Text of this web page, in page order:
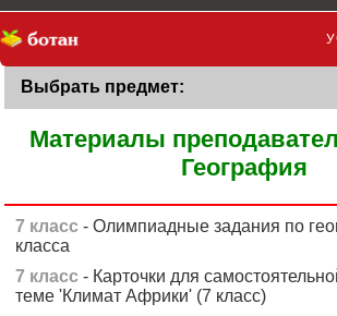
Выбрать предмет:
Материалы
География
7 класс - Олимпиадные задания по
класса
7 класс - Карточки для
теме 'Климат Африки' (7 класс)